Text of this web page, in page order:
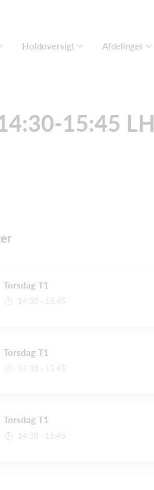
Holdoversigt Afdelinger
15:45 LH
Torsdag T1
14:30 - 15:45
Torsdag T1
14:30 - 15:45
Torsdag T1
14:30 - 15:45